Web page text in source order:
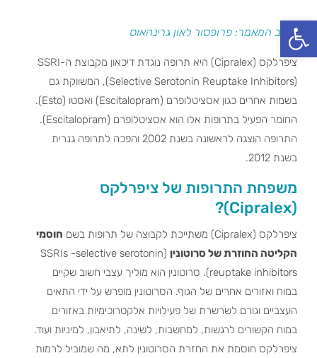
פתח סרגל נגישות
כותב המאמר: פרופסור לאון גרינהאוס
ציפרלקס (Cipralex) היא תרופה נוגדת דיכאון מקבוצת ה-SSRI
(Selective Serotonin Reuptake Inhibitors), המשווקת גם
בשמות אחרים כגון אסציטלופרם (Escitalopram) ואסטו (Esto).
החומר הפעיל בתרופות אלו הוא אסציטלופרם (Escitalopram).
התרופה הוצגה לראשונה בשנת 2002 והפכה לתרופה גנרית
בשנת 2012.
משפחת התרופות של ציפרלקס
(Cipralex)?
ציפרלקס (Cipralex) משתייכת לקבוצה של תרופות בשם
חוסמי
הקליטה החוזרת של סרוטונין (SSRIs -selective serotonin
reuptake inhibitors). סרוטונין הוא מוליך עצבי חשוב שקיים
במוח ואזורים אחרים של הגוף. הסרוטונין מופרש על ידי התאים
העצביים וגורם לשרשרת של פעילויות אלקטרוכימיות באזורים
במוח הקשורים לרגשות, למחשבות, לשינה, לתיאבון, למיניות ועוד.
ציפרלקס חוסמת את החזרת הסרוטונין לתא, מה שמוביל לרמות